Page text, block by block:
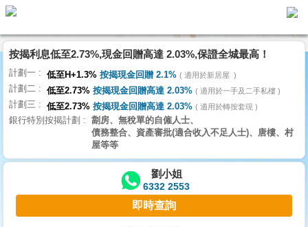
代
理
主
頁
搵
樓/
交
業
主
按揭利息低至2.73%,現金回贈高達 2.03%,保證全城最高！
計劃一 低至H+1.3% 按揭現金回贈 2.1% 適用於新居屋
計劃二 低至2.73% 按揭現金回贈高達 2.03% 適用於一手及二手私樓
計劃三 低至2.73% 按揭現金回贈高達 2.03% 適用於轉按套現
銀行特別按揭計劃
劏房、無稅單的自僱人士、
債務整合、資產審批(適合收入不足人士)、唐樓、村
屋等等
劉小姐
6332 2553
即時查詢